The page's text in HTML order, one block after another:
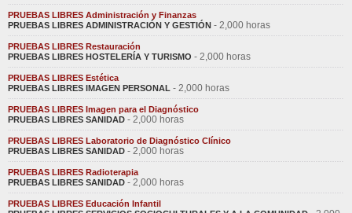
PRUEBAS LIBRES Administración y Finanzas
PRUEBAS LIBRES ADMINISTRACIÓN Y GESTIÓN - 2,000 horas
PRUEBAS LIBRES Restauración
PRUEBAS LIBRES HOSTELERÍA Y TURISMO - 2,000 horas
PRUEBAS LIBRES Estética
PRUEBAS LIBRES IMAGEN PERSONAL - 2,000 horas
PRUEBAS LIBRES Imagen para el Diagnóstico
PRUEBAS LIBRES SANIDAD - 2,000 horas
PRUEBAS LIBRES Laboratorio de Diagnóstico Clínico
PRUEBAS LIBRES SANIDAD - 2,000 horas
PRUEBAS LIBRES Radioterapia
PRUEBAS LIBRES SANIDAD - 2,000 horas
PRUEBAS LIBRES Educación Infantil